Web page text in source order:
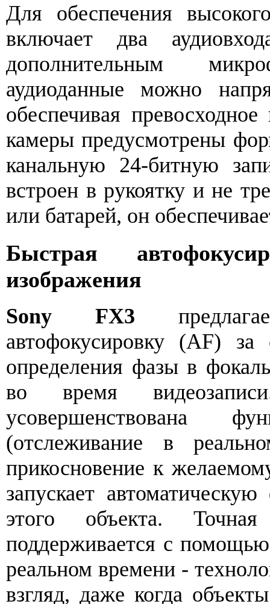
Для обеспечения
включает два
дополнительным
аудиоданные можно
обеспечивая
камеры предусмотрены
канальную 24-битную
встроен в рукоятку и не
или батарей, он
Быстрая
изображения
Sony FX3
автофокусировку (AF) за
определения фазы в
во время
усовершенствована
(отслеживание в
прикосновение к
запускает
этого объекта.
поддерживается с
реальном времени -
взгляд, даже когда